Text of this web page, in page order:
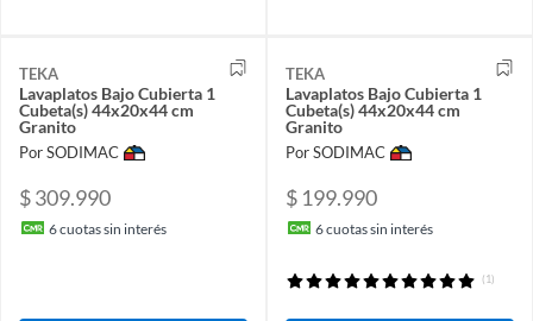
TEKA
Lavaplatos Bajo Cubierta 1
Cubeta(s) 44x20x44 cm
Granito
Por SODIMAC
$ 309.990
6cuotas sin interés
TEKA
Lavaplatos Bajo Cubierta 1
Cubeta(s) 44x20x44 cm
Granito
Por SODIMAC
$ 199.990
6cuotas sin interés
(1)